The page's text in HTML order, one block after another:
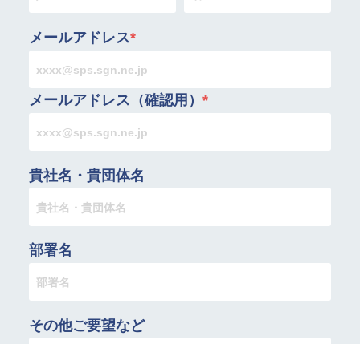
メールアドレス*
メールアドレス（確認用） *
貴社名・貴団体名
部署名
その他ご要望など